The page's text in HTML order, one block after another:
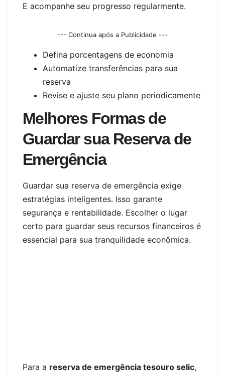
E acompanhe seu progresso regularmente.
--- Continua após a Publicidade ---
Defina porcentagens de economia
Automatize transferências para sua
reserva
Revise e ajuste seu plano periodicamente
Melhores Formas de
Guardar sua Reserva de
Emergência
Guardar sua reserva de emergência exige
estratégias inteligentes. Isso garante
segurança e rentabilidade. Escolher o lugar
certo para guardar seus recursos financeiros é
essencial para sua tranquilidade econômica.
Para a reserva de emergência tesouro selic,